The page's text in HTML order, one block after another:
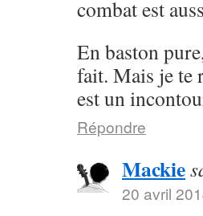
combat est
En baston
fait. Mais je te
est un
Répondre
Mackie
20 avril